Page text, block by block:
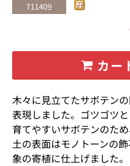
711409
カー
木々に見立てたサボテン
表現しました。ゴツゴツ
育てやすいサボテンのた
土の表面はモノトーンの
象の寄植に仕上げました。